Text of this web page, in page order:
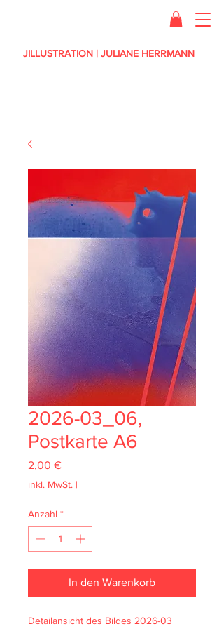
JILLUSTRATION | JULIANE HERRMANN
2026-03_06,
Postkarte A6
2,00 €Preis
inkl. MwSt. |
Anzahl *
In den Warenkorb
Detailansicht des Bildes 2026-03